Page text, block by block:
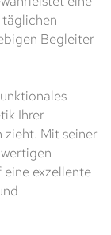
täglichen
Begleiter
Ihrer
Mit seiner
exzellente